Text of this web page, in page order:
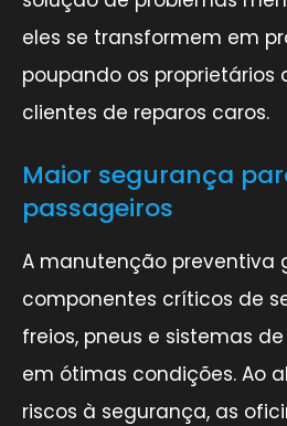
eles se transformem em
poupando os proprietários
clientes de reparos caros.
Maior segurança
passageiros
A manutenção preventiva
componentes críticos de
freios, pneus e sistemas
em ótimas condições. Ao
riscos à segurança, as